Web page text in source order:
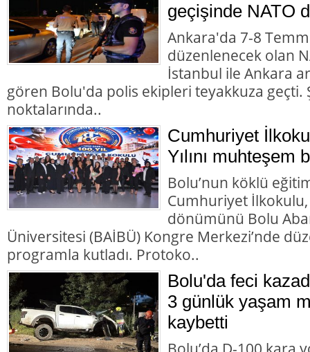
geçişinde NATO
Ankara'da 7-8
düzenlenecek olan
İstanbul ile Ankara
gören Bolu'da polis ekipleri teyakkuza geçti.
noktalarında..
Cumhuriyet
Yılını muhteşem
Bolu’nun köklü
Cumhuriyet
dönümünü Bolu
Üniversitesi (BAİBÜ) Kongre Merkezi’nde
programla kutladı. Protoko..
Bolu'da feci
3 günlük yaşam
kaybetti